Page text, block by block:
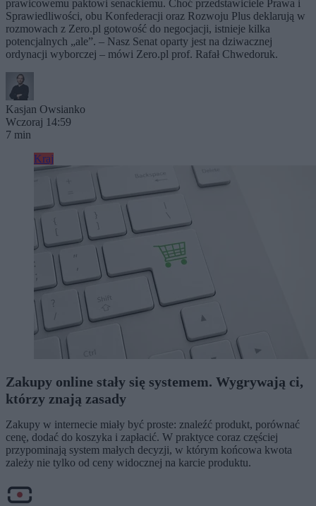
prawicowemu paktowi senackiemu. Choć przedstawiciele Prawa i
Sprawiedliwości, obu Konfederacji oraz Rozwoju Plus deklarują w
rozmowach z Zero.pl gotowość do negocjacji, istnieje kilka
potencjalnych „ale”. – Nasz Senat oparty jest na dziwacznej
ordynacji wyborczej – mówi Zero.pl prof. Rafał Chwedoruk.
Kasjan Owsianko
Wczoraj 14:59
7 min
Kraj
Zakupy online stały się systemem. Wygrywają ci,
którzy znają zasady
Zakupy w internecie miały być proste: znaleźć produkt, porównać
cenę, dodać do koszyka i zapłacić. W praktyce coraz częściej
przypominają system małych decyzji, w którym końcowa kwota
zależy nie tylko od ceny widocznej na karcie produktu.